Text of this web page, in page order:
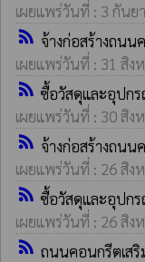
เผยแพร่วันที่ : 3 กันย
rss_feed จ้างก่อสร้างถนน
เผยแพร่วันที่ : 31 สิง
rss_feed ซื้อวัสดุและอุปกร
เผยแพร่วันที่ : 30 สิง
rss_feed จ้างก่อสร้างถนน
เผยแพร่วันที่ : 26 สิง
rss_feed ซื้อวัสดุและอุปกร
เผยแพร่วันที่ : 26 สิง
rss_feed ถนนคอนกรีตเสริ